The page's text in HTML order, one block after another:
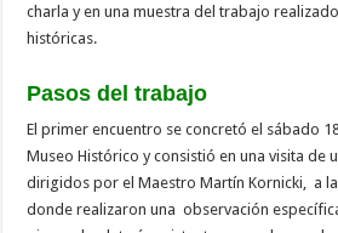
charla y en una muestra del trabajo
históricas.
Pasos del trabajo
El primer encuentro se concretó el sábado
Museo Histórico y consistió en una visita de
dirigidos por el Maestro Martín Kornicki, a
donde realizaron una observación